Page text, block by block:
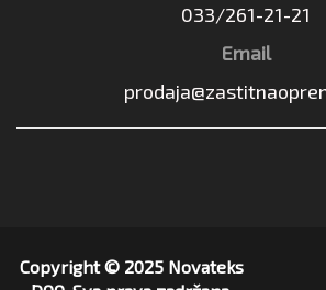
033/261-21-21
Email
Copyright © 2025 Novateks